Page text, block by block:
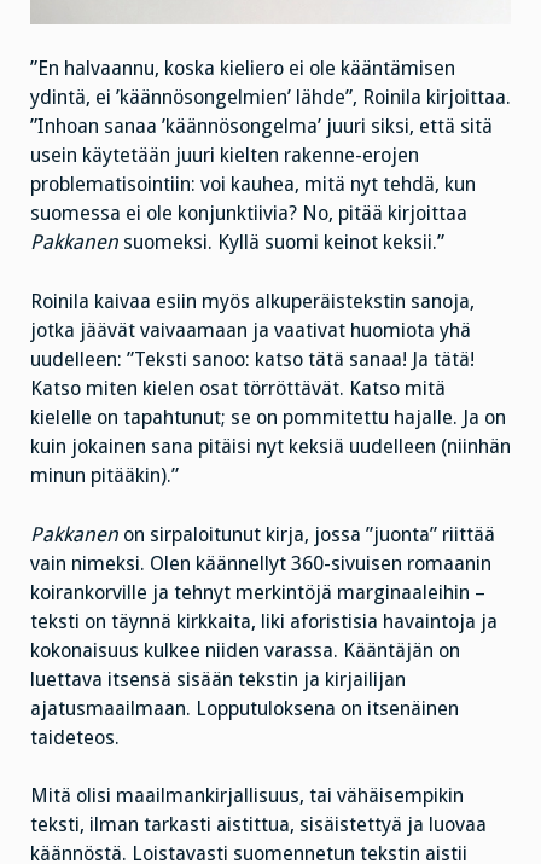
”En halvaannu, koska kieliero ei ole kääntämisen
ydintä, ei ’käännösongelmien’ lähde”, Roinila kirjoittaa.
”Inhoan sanaa ’käännösongelma’ juuri siksi, että sitä
usein käytetään juuri kielten rakenne-erojen
problematisointiin: voi kauhea, mitä nyt tehdä, kun
suomessa ei ole konjunktiivia? No, pitää kirjoittaa
Pakkanen suomeksi. Kyllä suomi keinot keksii.”
Roinila kaivaa esiin myös alkuperäistekstin sanoja,
jotka jäävät vaivaamaan ja vaativat huomiota yhä
uudelleen: ”Teksti sanoo: katso tätä sanaa! Ja tätä!
Katso miten kielen osat törröttävät. Katso mitä
kielelle on tapahtunut; se on pommitettu hajalle. Ja on
kuin jokainen sana pitäisi nyt keksiä uudelleen (niinhän
minun pitääkin).”
Pakkanen on sirpaloitunut kirja, jossa ”juonta” riittää
vain nimeksi. Olen käännellyt 360-sivuisen romaanin
koirankorville ja tehnyt merkintöjä marginaaleihin –
teksti on täynnä kirkkaita, liki aforistisia havaintoja ja
kokonaisuus kulkee niiden varassa. Kääntäjän on
luettava itsensä sisään tekstin ja kirjailijan
ajatusmaailmaan. Lopputuloksena on itsenäinen
taideteos.
Mitä olisi maailmankirjallisuus, tai vähäisempikin
teksti, ilman tarkasti aistittua, sisäistettyä ja luovaa
käännöstä. Loistavasti suomennetun tekstin aistii